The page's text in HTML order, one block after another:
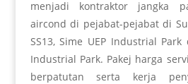
menjadi kontraktor jangka
aircond di pejabat-pejabat di
SS13, Sime UEP Industrial
Industrial Park. Pakej harga
berpatutan serta kerja